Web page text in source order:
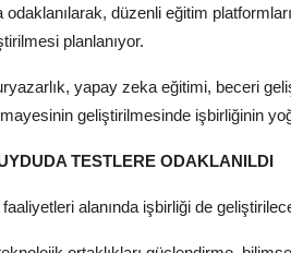
odaklanılarak, düzenli eğitim
planlanıyor.
yapay zeka eğitimi, beceri
geliştirilmesinde işbirliğinin
TESTLERE ODAKLANILDI
faaliyetleri alanında işbirliği de